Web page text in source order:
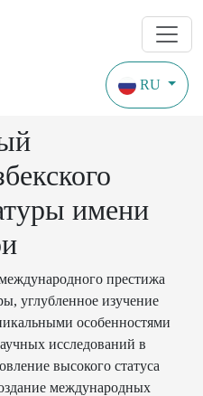
RU
имени
престижа
углубленное изучение
особенностями
исследований в
высокого статуса
международных